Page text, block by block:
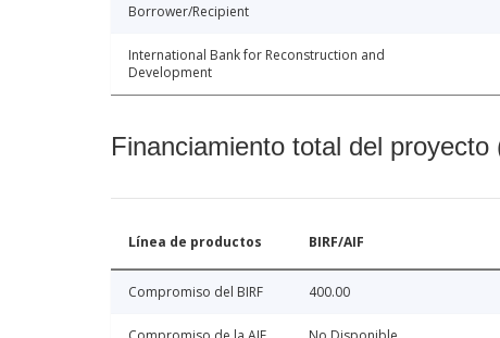
Borrower/Recipient
International Bank for Reconstruction and
Development
Financiamiento total del proyecto
Línea de productos BIRF/AIF
Compromiso del BIRF 400.00